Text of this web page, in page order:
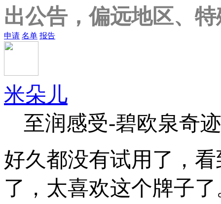
出公告，偏远地区、
申请 名单 报告
米朵儿
至润感受-碧欧泉奇
好久都没有试用了，
了，太喜欢这个牌子